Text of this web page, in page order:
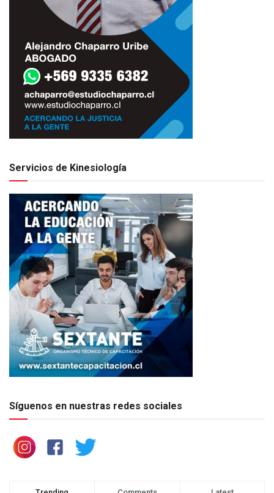
Servicios de Kinesiología
Síguenos en nuestras redes sociales